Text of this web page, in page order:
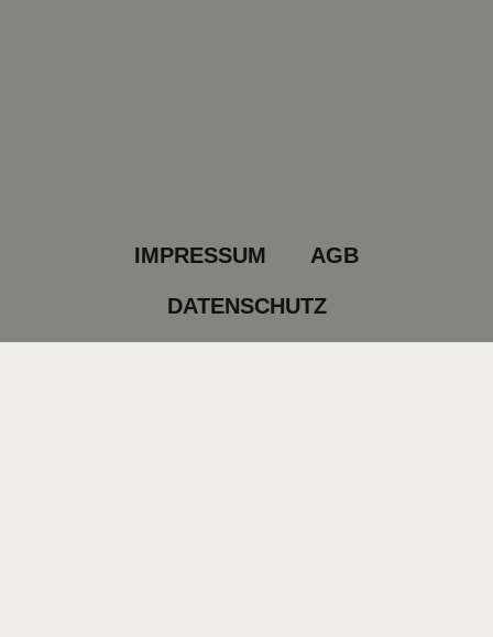
IMPRESSUM AGB
DATENSCHUTZ